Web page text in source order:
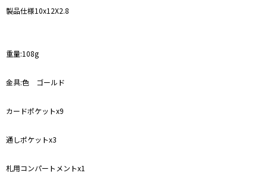
製品仕様10x12X2.8
重量:108g
金具:色 ゴールド
カードポケットx9
通しポケットx3
札用コンパートメントx1